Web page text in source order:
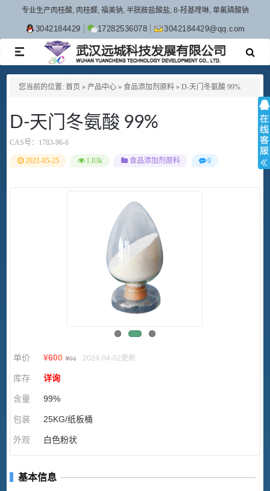
专业生产肉桂酸, 肉桂醛, 福美钠, 半胱胺盐酸盐, 8-羟基喹啉, 单氟磷酸钠
3042184429 17282536078 3042184429@qq.com
TOGGLE
NAVIGATION
您当前的位置: 首页 » 产品中心 » 食品添加剂原料 » D-天门冬氨酸 99%
D-天门冬氨酸 99%
CAS号： 1783-96-6
2021-05-25 1.83k 食品添加剂原料 0
单价 ¥600 ¥91 2024-04-02更新
库存 详询
含量 99%
包装 25KG/纸板桶
外观 白色粉状
基本信息